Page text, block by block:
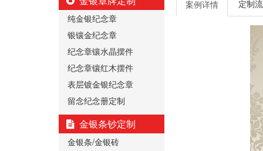
纯金银纪念章
银镶金纪念章
纪念章镶水晶摆件
纪念章镶红木摆件
表层镀金银纪念章
留念纪念册定制
金银条钞定制
金银条/金银砖
案例详情 定制